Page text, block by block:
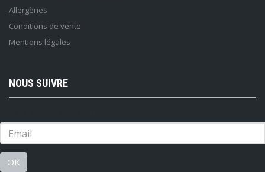
Allergènes
Conditions de vente
Mentions légales
NOUS SUIVRE
OK